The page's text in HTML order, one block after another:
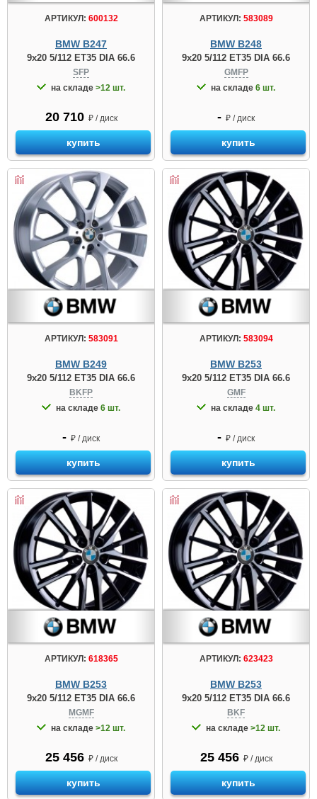
АРТИКУЛ: 600132
BMW B247
9x20 5/112 ET35 DIA 66.6
SFP
на складе >12 шт.
20 710 ₽ / диск
купить
АРТИКУЛ: 583089
BMW B248
9x20 5/112 ET35 DIA 66.6
GMFP
на складе 6 шт.
- ₽ / диск
купить
АРТИКУЛ: 583091
BMW B249
9x20 5/112 ET35 DIA 66.6
BKFP
на складе 6 шт.
- ₽ / диск
купить
АРТИКУЛ: 583094
BMW B253
9x20 5/112 ET35 DIA 66.6
GMF
на складе 4 шт.
- ₽ / диск
купить
АРТИКУЛ: 618365
BMW B253
9x20 5/112 ET35 DIA 66.6
MGMF
на складе >12 шт.
25 456 ₽ / диск
купить
АРТИКУЛ: 623423
BMW B253
9x20 5/112 ET35 DIA 66.6
BKF
на складе >12 шт.
25 456 ₽ / диск
купить